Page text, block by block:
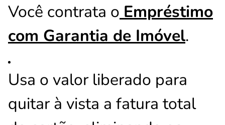
Você contrata o Empréstimo
com Garantia de Imóvel.
Usa o valor liberado para
quitar à vista a fatura total